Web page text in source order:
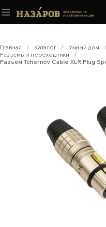
Главная / Каталог / Умный дом /
Разъемы и переходники
/
Разъем Tchernov Cable XLR Plug